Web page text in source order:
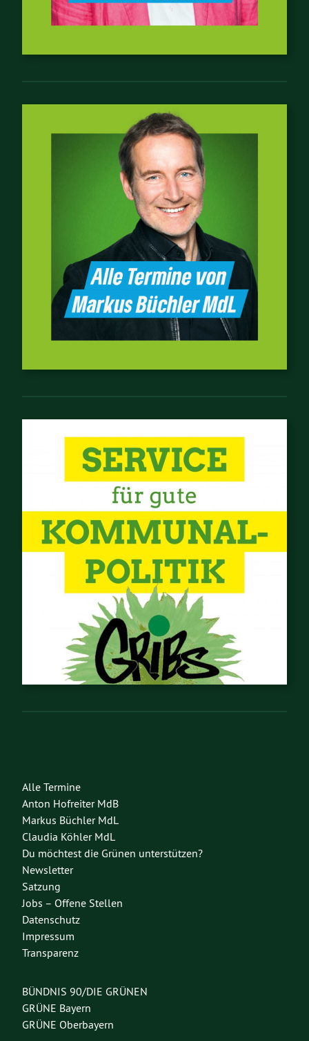
Alle Termine
Anton Hofreiter MdB
Markus Büchler MdL
Claudia Köhler MdL
Du möchtest die Grünen unterstützen?
Newsletter
Satzung
Jobs – Offene Stellen
Datenschutz
Impressum
Transparenz
BÜNDNIS 90/DIE GRÜNEN
GRÜNE Bayern
GRÜNE Oberbayern